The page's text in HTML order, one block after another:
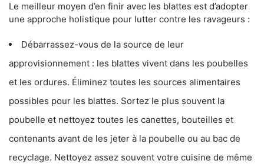
Le meilleur moyen d’en finir avec les blattes est d’adopter
une approche holistique pour lutter contre les ravageurs :
Débarrassez-vous de la source de leur
approvisionnement : les blattes vivent dans les poubelles
et les ordures. Éliminez toutes les sources alimentaires
possibles pour les blattes. Sortez le plus souvent la
poubelle et nettoyez toutes les canettes, bouteilles et
contenants avant de les jeter à la poubelle ou au bac de
recyclage. Nettoyez assez souvent votre cuisine de même